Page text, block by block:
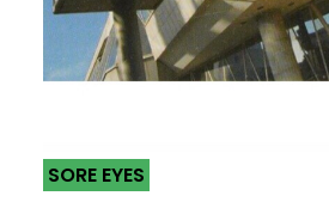
SORE EYES